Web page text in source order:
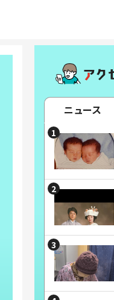
ニュース